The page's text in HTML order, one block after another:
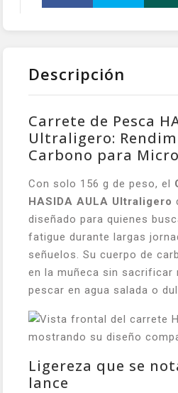
Descripción
Carrete de Pesca
Ultraligero:
Carbono para
Con solo 156 g de peso, el
HASIDA AULA Ultraligero
diseñado para quienes
fatigue durante largas
señuelos. Su cuerpo de
en la muñeca sin sacrificar
pescar en agua salada o
Ligereza que se
lance